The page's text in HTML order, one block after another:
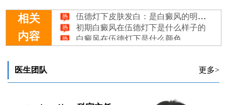
识别
相关
内容
伍德灯下皮肤发白：是白癜风的明确指征吗？
初期白癜风在伍德灯下是什么样子的
白癜风在伍德灯下是什么颜色
正常皮肤伍德灯下好几处白斑怎么回事
医生团队 更多>